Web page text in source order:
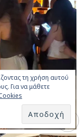
τη χρήση αυτού
Για να μάθετε